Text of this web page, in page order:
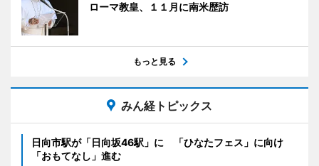
ローマ教皇、１１月に南米歴訪
もっと見る
みん経トピックス
日向市駅が「日向坂46駅」に 「ひなたフェス」に向け
「おもてなし」進む